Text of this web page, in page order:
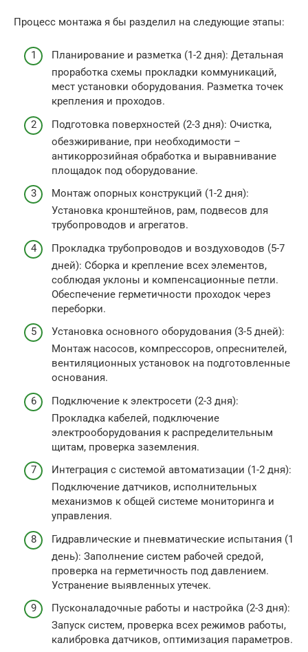
Процесс монтажа я бы разделил на следующие этапы:
Планирование и разметка (1-2 дня): Детальная
проработка схемы прокладки коммуникаций,
мест установки оборудования. Разметка точек
крепления и проходов.
Подготовка поверхностей (2-3 дня): Очистка,
обезжиривание, при необходимости –
антикоррозийная обработка и выравнивание
площадок под оборудование.
Монтаж опорных конструкций (1-2 дня):
Установка кронштейнов, рам, подвесов для
трубопроводов и агрегатов.
Прокладка трубопроводов и воздуховодов (5-7
дней): Сборка и крепление всех элементов,
соблюдая уклоны и компенсационные петли.
Обеспечение герметичности проходок через
переборки.
Установка основного оборудования (3-5 дней):
Монтаж насосов, компрессоров, опреснителей,
вентиляционных установок на подготовленные
основания.
Подключение к электросети (2-3 дня):
Прокладка кабелей, подключение
электрооборудования к распределительным
щитам, проверка заземления.
Интеграция с системой автоматизации (1-2 дня):
Подключение датчиков, исполнительных
механизмов к общей системе мониторинга и
управления.
Гидравлические и пневматические испытания (1
день): Заполнение систем рабочей средой,
проверка на герметичность под давлением.
Устранение выявленных утечек.
Пусконаладочные работы и настройка (2-3 дня):
Запуск систем, проверка всех режимов работы,
калибровка датчиков, оптимизация параметров.